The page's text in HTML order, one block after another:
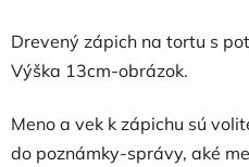
Drevený zápich na tortu s
Výška 13cm-obrázok.
Meno a vek k zápichu sú
do poznámky-správy, aké